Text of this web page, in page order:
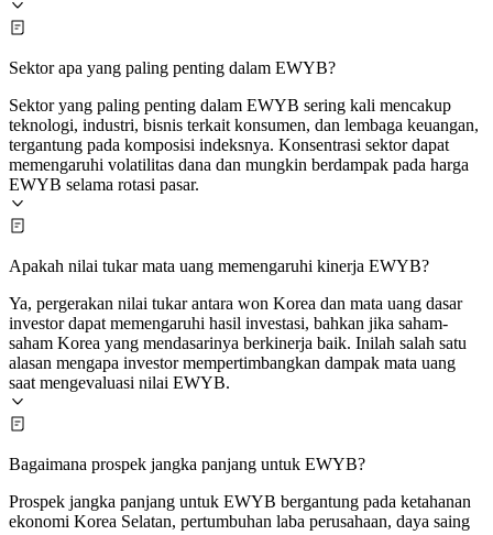
Sektor apa yang paling penting dalam EWYB?
Sektor yang paling penting dalam EWYB sering kali mencakup
teknologi, industri, bisnis terkait konsumen, dan lembaga keuangan,
tergantung pada komposisi indeksnya. Konsentrasi sektor dapat
memengaruhi volatilitas dana dan mungkin berdampak pada harga
EWYB selama rotasi pasar.
Apakah nilai tukar mata uang memengaruhi kinerja EWYB?
Ya, pergerakan nilai tukar antara won Korea dan mata uang dasar
investor dapat memengaruhi hasil investasi, bahkan jika saham-
saham Korea yang mendasarinya berkinerja baik. Inilah salah satu
alasan mengapa investor mempertimbangkan dampak mata uang
saat mengevaluasi nilai EWYB.
Bagaimana prospek jangka panjang untuk EWYB?
Prospek jangka panjang untuk EWYB bergantung pada ketahanan
ekonomi Korea Selatan, pertumbuhan laba perusahaan, daya saing